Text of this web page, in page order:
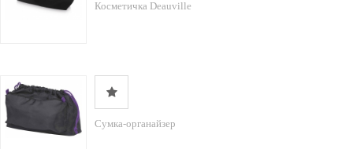
Косметичка Deauville
Сумка-органайзер